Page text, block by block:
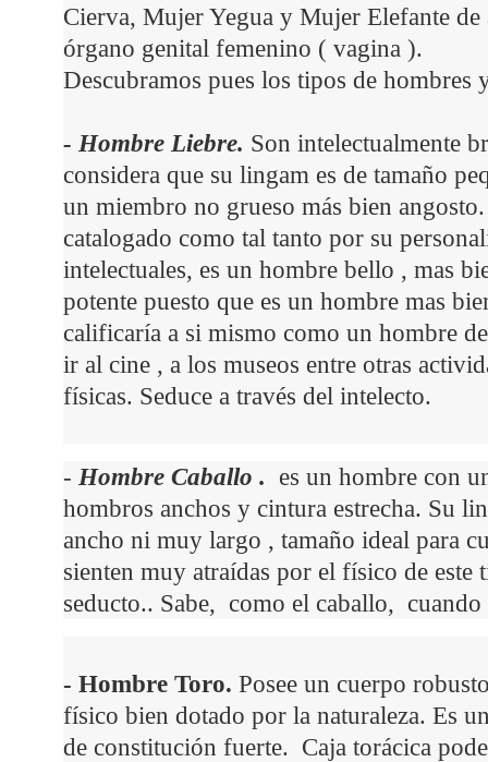
Cierva, Mujer Yegua y Mujer Elefante
órgano genital femenino ( vagina ).
Descubramos pues los tipos de hombres
- Hombre Liebre. Son intelectualmente
considera que su lingam es de tamaño
un miembro no grueso más bien
catalogado como tal tanto por su
intelectuales, es un hombre bello , mas
potente puesto que es un hombre mas
calificaría a si mismo como un hombre
ir al cine , a los museos entre otras
físicas. Seduce a través del intelecto.
- Hombre Caballo . es un hombre con
hombros anchos y cintura estrecha. Su
ancho ni muy largo , tamaño ideal para
sienten muy atraídas por el físico de este
seducto.. Sabe, como el caballo,
- Hombre Toro. Posee un cuerpo
físico bien dotado por la naturaleza. Es
de constitución fuerte. Caja torácica